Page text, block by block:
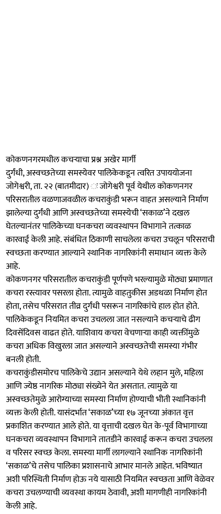
कोकणनगरमधील कचऱ्याचा प्रश्न अखेर मार्गी
दुर्गंधी, अस्वच्छतेच्या समस्येवर पालिकेकडून त्वरित उपाययोजना
जोगेश्वरी, ता. २२ (बातमीदार) ः जोगेश्वरी पूर्व येथील कोकणनगर
परिसरातील वळणाजवळील कचराकुंडी भरून वाहत असल्याने निर्माण
झालेल्या दुर्गंधी आणि अस्वच्छतेच्या समस्येची ‘सकाळ’ने दखल
घेतल्यानंतर पालिकेच्या घनकचरा व्यवस्थापन विभागाने तत्काळ
कारवाई केली आहे. संबंधित ठिकाणी साचलेला कचरा उचलून परिसराची
स्वच्छता करण्यात आल्याने स्थानिक नागरिकांनी समाधान व्यक्त केले
आहे.
कोकणनगर परिसरातील कचराकुंडी पूर्णपणे भरल्यामुळे मोठ्या प्रमाणात
कचरा रस्त्यावर पसरला होता. त्यामुळे वाहतुकीस अडथळा निर्माण होत
होता, तसेच परिसरात तीव्र दुर्गंधी पसरून नागरिकांचे हाल होत होते.
पालिकेकडून नियमित कचरा उचलला जात नसल्याने कचऱ्याचे ढीग
दिवसेंदिवस वाढत होते. याशिवाय कचरा वेचणाऱ्या काही व्यक्तींमुळे
कचरा अधिक विखुरला जात असल्याने अस्वच्छतेची समस्या गंभीर
बनली होती.
कचराकुंडीसमोरच पालिकेचे उद्यान असल्याने येथे लहान मुले, महिला
आणि ज्येष्ठ नागरिक मोठ्या संख्येने येत असतात. त्यामुळे या
अस्वच्छतेमुळे आरोग्याच्या समस्या निर्माण होण्याची भीती स्थानिकांनी
व्यक्त केली होती. यासंदर्भात ‘सकाळ’च्‍या १७ जूनच्‍या अंकात वृत्त
प्रकाशित करण्यात आले होते. या वृत्ताची दखल घेत के-पूर्व विभागाच्या
घनकचरा व्यवस्थापन विभागाने तातडीने कारवाई करून कचरा उचलला
व परिसर स्वच्छ केला. समस्या मार्गी लागल्याने स्थानिक नागरिकांनी
‘सकाळ’चे तसेच पालिका प्रशासनाचे आभार मानले आहेत. भविष्यात
अशी परिस्थिती निर्माण होऊ नये यासाठी नियमित स्वच्छता आणि वेळेवर
कचरा उचलण्याची व्यवस्था कायम ठेवावी, अशी मागणीही नागरिकांनी
केली आहे.